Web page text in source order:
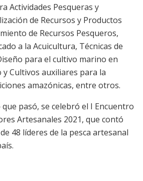
Actividades Pesqueras y
de Recursos y Productos
de Recursos Pesqueros,
a la Acuicultura, Técnicas de
para el cultivo marino en
y Cultivos auxiliares para la
amazónicas, entre otros.
pasó, se celebró el I Encuentro
Artesanales 2021, que contó
48 líderes de la pesca artesanal